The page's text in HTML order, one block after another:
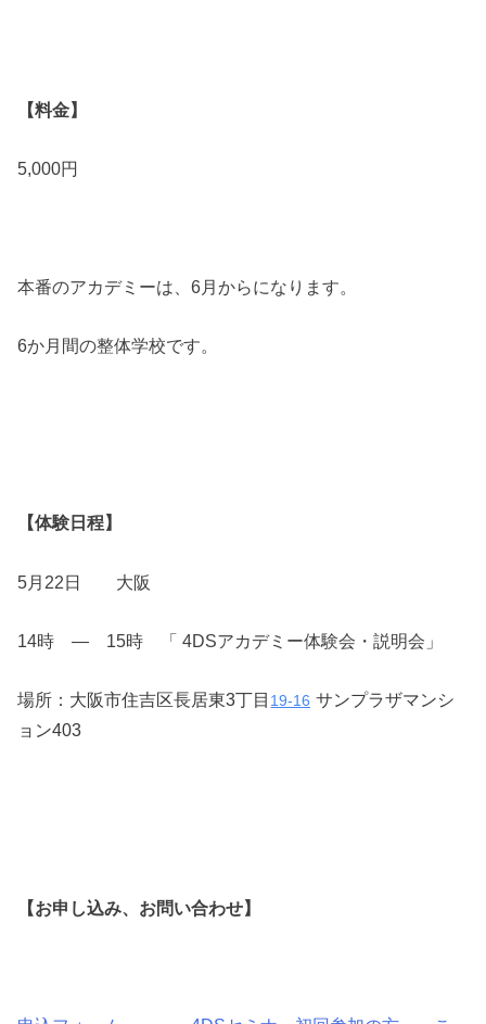
【料金】
5,000円
本番のアカデミーは、6月からになります。
6か月間の整体学校です。
【体験日程】
5月22日 大阪
14時 ― 15時 「 4DSアカデミー体験会・説明会」
場所： 大阪市住吉区長居東3丁目 19-16 サンプラザマンシ
ョン403
【お申し込み、お問い合わせ】